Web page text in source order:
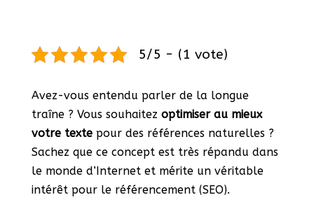
5/5 - (1 vote)
Avez-vous entendu parler de la longue
traîne ? Vous souhaitez optimiser au mieux
votre textepour des références naturelles ?
Sachez que ce concept est très répandu dans
le monde d’Internet et mérite un véritable
intérêt pour le référencement (SEO).